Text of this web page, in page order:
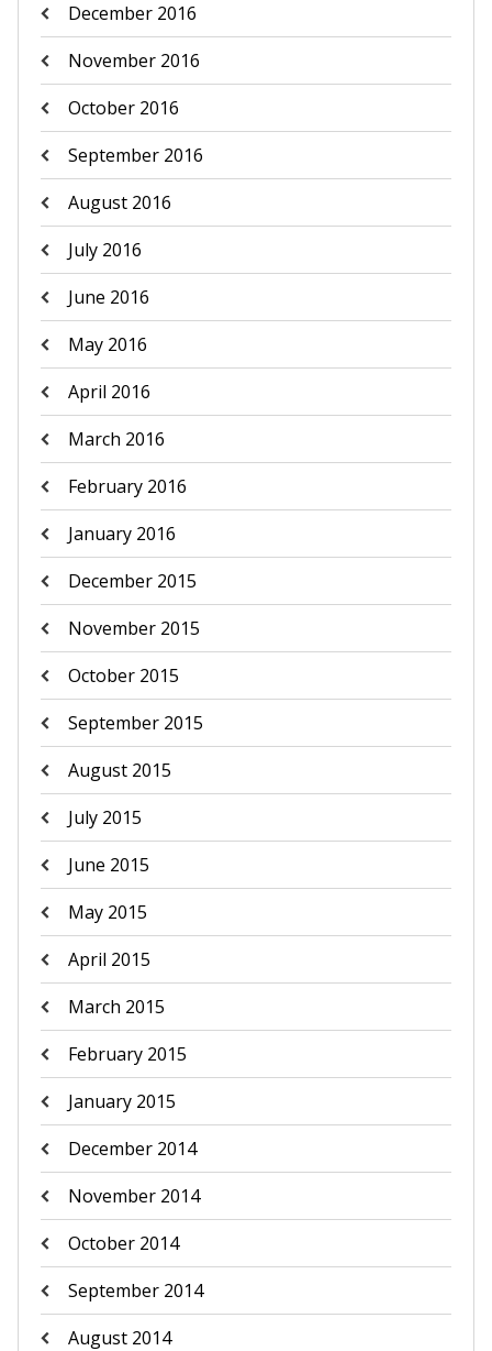
December 2016
November 2016
October 2016
September 2016
August 2016
July 2016
June 2016
May 2016
April 2016
March 2016
February 2016
January 2016
December 2015
November 2015
October 2015
September 2015
August 2015
July 2015
June 2015
May 2015
April 2015
March 2015
February 2015
January 2015
December 2014
November 2014
October 2014
September 2014
August 2014